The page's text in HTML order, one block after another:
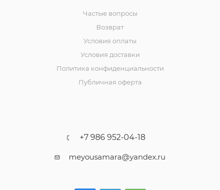
Частые вопросы
Возврат
Условия оплаты
Условия доставки
Политика конфиденциальности
Публичная оферта
+7 986 952-04-18
meyousamara@yandex.ru